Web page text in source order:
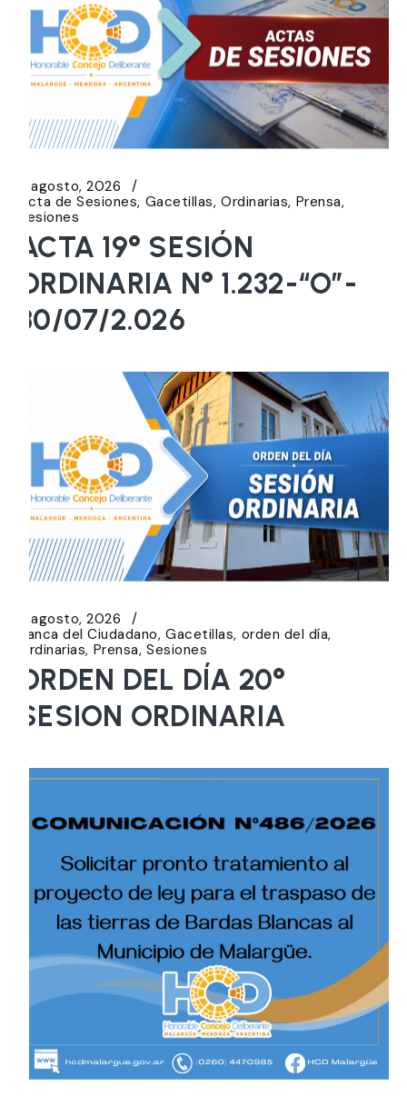
5 agosto, 2026
Acta de Sesiones Gacetillas Ordinarias Prensa
Sesiones
ACTA 19° SESIÓN
ORDINARIA N° 1.232-“O”-
30/07/2.026
5 agosto, 2026
Banca del Ciudadano Gacetillas orden del día
Ordinarias Prensa Sesiones
ORDEN DEL DÍA 20°
SESION ORDINARIA